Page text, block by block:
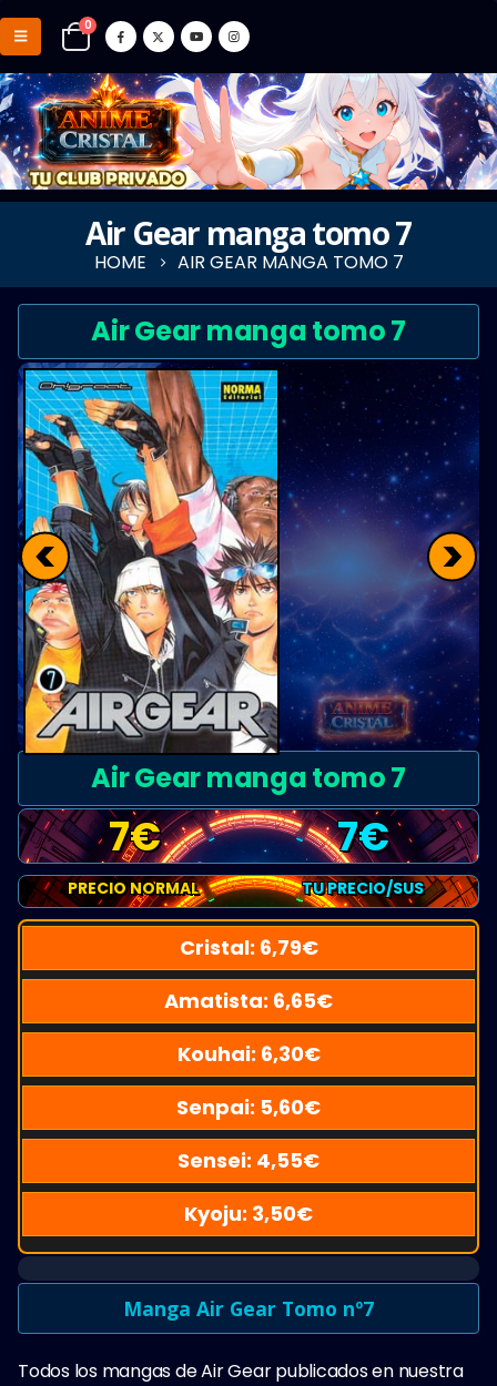
0
Air Gear manga tomo 7
HOME AIR GEAR MANGA TOMO 7
Air Gear manga tomo 7
< >
Air Gear manga tomo 7
7€ 7€
PRECIO NORMAL TU PRECIO/SUS
Cristal: 6,79€
Amatista: 6,65€
Kouhai: 6,30€
Senpai: 5,60€
Sensei: 4,55€
Kyoju: 3,50€
Manga Air Gear Tomo nº7
Todos los mangas de Air Gear publicados en nuestra